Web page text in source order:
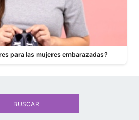
para las mujeres embarazadas?
BUSCAR